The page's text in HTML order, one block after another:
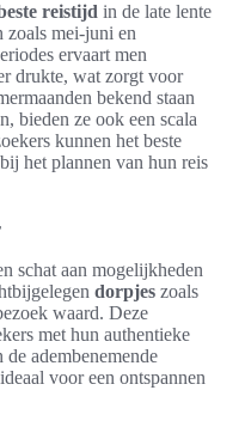
reistijd in de late lente
zoals mei-juni en
ervaart men
drukte, wat zorgt voor
bekend staan
bieden ze ook een scala
kunnen het beste
bij het plannen van hun reis
schat aan mogelijkheden
dorpjes zoals
waard. Deze
met hun authentieke
adembenemende
voor een ontspannen